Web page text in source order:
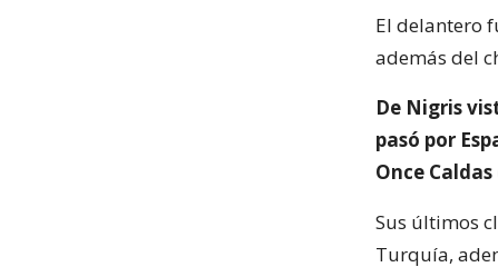
El delantero
además del
De Nigris
pasó por
Once
Sus últimos
Turquía,